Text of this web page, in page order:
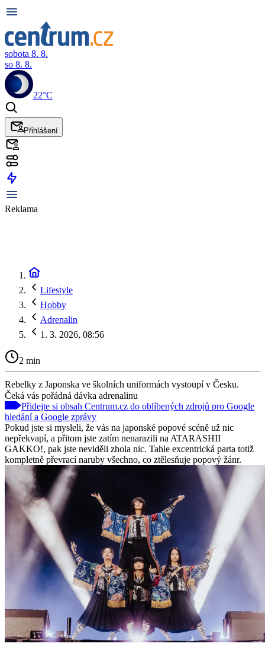
sobota 8. 8.
so 8. 8.
22°C
Přihlášení
Reklama
Lifestyle
Hobby
Adrenalin
1. 3. 2026, 08:56
2 min
Rebelky z Japonska ve školních uniformách vystoupí v Česku.
Čeká vás pořádná dávka adrenalinu
Přidejte si obsah Centrum.cz do oblíbených zdrojů pro Google
hledání a Google zprávy
Pokud jste si mysleli, že vás na japonské popové scéně už nic
nepřekvapí, a přitom jste zatím nenarazili na ATARASHII
GAKKO!, pak jste neviděli zhola nic. Tahle excentrická parta totiž
kompletně převrací naruby všechno, co ztělesňuje popový žánr.